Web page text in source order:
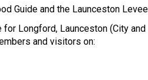
Guide and the Launceston
Longford, Launceston (City
and visitors on: